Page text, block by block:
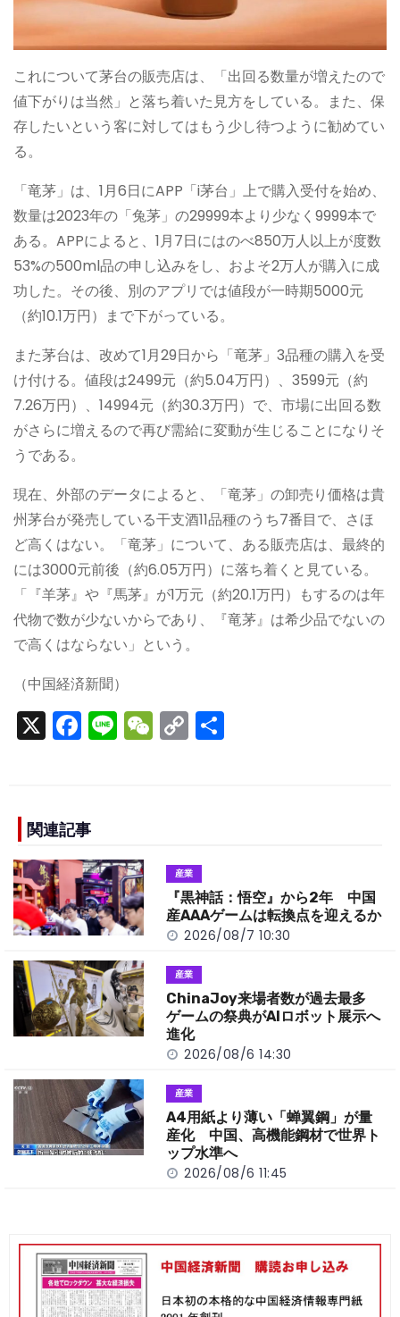
これについて茅台の販売店は、「出回る数量が増えたので
値下がりは当然」と落ち着いた見方をしている。また、保
存したいという客に対してはもう少し待つように勧めてい
る。
「竜茅」は、1月6日にAPP「i茅台」上で購入受付を始め、
数量は2023年の「兔茅」の29999本より少なく9999本で
ある。APPによると、1月7日にはのべ850万人以上が度数
53%の500ml品の申し込みをし、およそ2万人が購入に成
功した。その後、別のアプリでは値段が一時期5000元
（約10.1万円）まで下がっている。
また茅台は、改めて1月29日から「竜茅」3品種の購入を受
け付ける。値段は2499元（約5.04万円）、3599元（約
7.26万円）、14994元（約30.3万円）で、市場に出回る数
がさらに増えるので再び需給に変動が生じることになりそ
うである。
現在、外部のデータによると、「竜茅」の卸売り価格は貴
州茅台が発売している干支酒11品種のうち7番目で、さほ
ど高くはない。「竜茅」について、ある販売店は、最終的
には3000元前後（約6.05万円）に落ち着くと見ている。
「『羊茅』や『馬茅』が1万元（約20.1万円）もするのは年
代物で数が少ないからであり、『竜茅』は希少品でないの
で高くはならない」という。
（中国経済新聞）
X F
a
e
b
o
o
k
Li
n
W
e
C
o
n
k
関連記事
産業
『黒神話：悟空』から2年 中国
産AAAゲームは転換点を迎えるか
2026/08/7 10:30
産業
ChinaJoy来場者数が過去最多
ゲームの祭典がAIロボット展示へ
進化
2026/08/6 14:30
産業
A4用紙より薄い「蝉翼鋼」が量
産化 中国、高機能鋼材で世界ト
ップ水準へ
2026/08/6 11:45